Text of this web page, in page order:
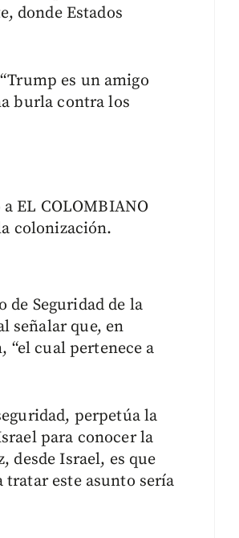
donde Estados
es un amigo
burla contra los
EL COLOMBIANO
colonización.
de Seguridad de la
señalar que, en
“el cual pertenece a
perpetúa la
para conocer la
desde Israel, es que
este asunto sería